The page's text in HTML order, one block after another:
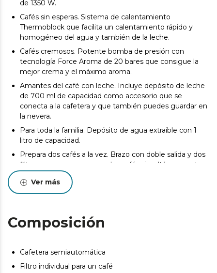
de 1350 W.
Cafés sin esperas. Sistema de calentamiento
Thermoblock que facilita un calentamiento rápido y
homogéneo del agua y también de la leche.
Cafés cremosos. Potente bomba de presión con
tecnología Force Aroma de 20 bares que consigue la
mejor crema y el máximo aroma.
Amantes del café con leche. Incluye depósito de leche
de 700 ml de capacidad como accesorio que se
conecta a la cafetera y que también puedes guardar en
la nevera.
Para toda la familia. Depósito de agua extraíble con 1
litro de capacidad.
Prepara dos cafés a la vez. Brazo con doble salida y dos
filtros para preparar uno o dos cafés simultáneamente.
Mantén la temperatura perfecta. Bandeja calienta tazas
de acero inoxidable.
Ver más
Composición
Cafetera semiautomática
Filtro individual para un café